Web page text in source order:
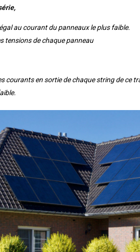
au courant du panneaux le plus faible.
tensions de chaque panneau
courants en sortie de chaque string de ce